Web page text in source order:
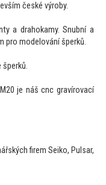
české výroby.
a drahokamy. Snubní a
pro modelování šperků.
šperků.
je náš cnc gravírovací
firem Seiko, Pulsar,